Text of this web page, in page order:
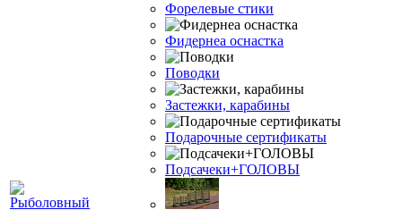
Форелевые стики
Фидернеа оснастка
Поводки
Застежки, карабины
Подарочные сертификаты
Подсачеки+ГОЛОВЫ